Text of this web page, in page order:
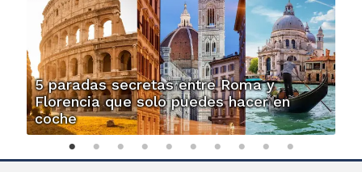
5 paradas secretas entre Roma y
Florencia que solo puedes hacer en
coche